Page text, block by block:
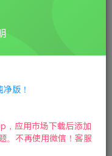
教程 ③ 游戏运行
官方简体中文|支持
版！
，应用市场下载后添加
。不再使用微信！客服